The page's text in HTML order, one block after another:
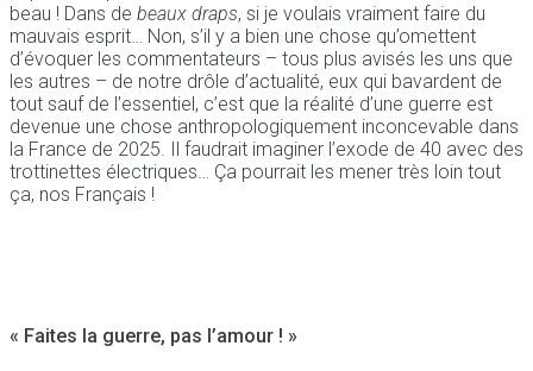
beau ! Dans de beaux draps, si je voulais vraiment faire du
mauvais esprit… Non, s’il y a bien une chose qu’omettent
d’évoquer les commentateurs – tous plus avisés les uns que
les autres – de notre drôle d’actualité, eux qui bavardent de
tout sauf de l’essentiel, c’est que la réalité d’une guerre est
devenue une chose anthropologiquement inconcevable dans
la France de 2025. Il faudrait imaginer l’exode de 40 avec des
trottinettes électriques… Ça pourrait les mener très loin tout
ça, nos Français !
« Faites la guerre, pas l’amour ! »